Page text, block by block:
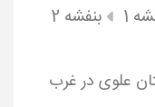
1
بنفشه 2
علوی در غرب